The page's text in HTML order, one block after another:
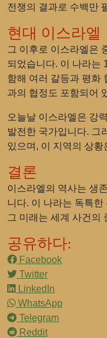
전쟁의 결과로 수백만
현대 이스라엘
그 이후로 이스라엘은
되었습니다. 이 나라는
함해 여러 갈등과 평화
과의 협정도 포함되어
오늘날 이스라엘은 강
발전한 국가입니다. 그
있으며, 이 지역의 상
결론
이스라엘의 역사는 생
니다. 이 나라는 독특
그 미래는 세계 사건의
공유하다:
Facebook
Twitter
LinkedIn
WhatsApp
Telegram
Reddit